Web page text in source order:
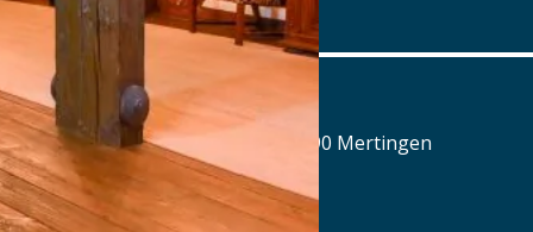
www.airbraeu.de
Alte Brauerei Mertingen
Hilaria-Lechner-Straße 21, 86690 Mertingen
Tel.: Tel.: 09078-912320